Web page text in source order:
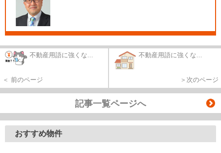
不動産用語に強くな...
＜ 前のページ
不動産用語に強くな...
＞次のページ
記事一覧ページへ
おすすめ物件